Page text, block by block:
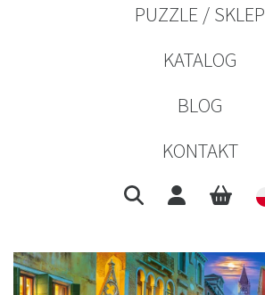
PUZZLE / SKLEP
KATALOG
BLOG
KONTAKT